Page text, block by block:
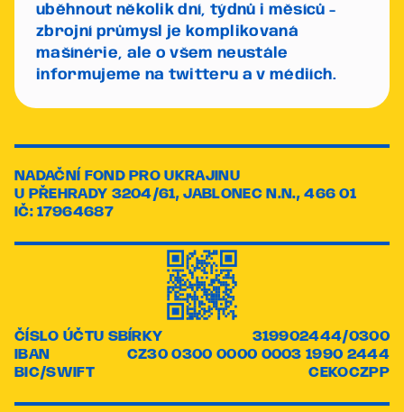
uběhnout několik dní, týdnů i měsíců -
zbrojní průmysl je komplikovaná
mašínérie, ale o všem neustále
informujeme na twitteru a v médiích.
NADAČNÍ FOND PRO UKRAJINU
U PŘEHRADY 3204/61, JABLONEC N.N., 466 01
IČ: 17964687
ČÍSLO ÚČTU SBÍRKY
319902444/0300
IBAN
CZ30 0300 0000 0003 1990 2444
BIC/SWIFT
CEKOCZPP